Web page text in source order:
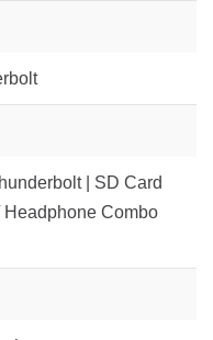
| SD Card
Headphone Combo